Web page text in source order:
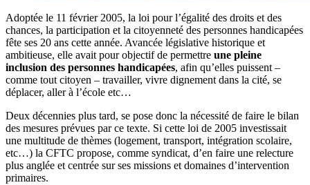
Adoptée le 11 février 2005, la loi pour l’égalité des droits et des
chances, la participation et la citoyenneté des personnes handicapées
fête ses 20 ans cette année. Avancée législative historique et
ambitieuse, elle avait pour objectif de permettre une pleine
inclusion des personnes handicapées, afin qu’elles puissent –
comme tout citoyen – travailler, vivre dignement dans la cité, se
déplacer, aller à l’école etc…
Deux décennies plus tard, se pose donc la nécessité de faire le bilan
des mesures prévues par ce texte. Si cette loi de 2005 investissait
une multitude de thèmes (logement, transport, intégration scolaire,
etc…) la CFTC propose, comme syndicat, d’en faire une relecture
plus anglée et centrée sur ses missions et domaines d’intervention
primaires.